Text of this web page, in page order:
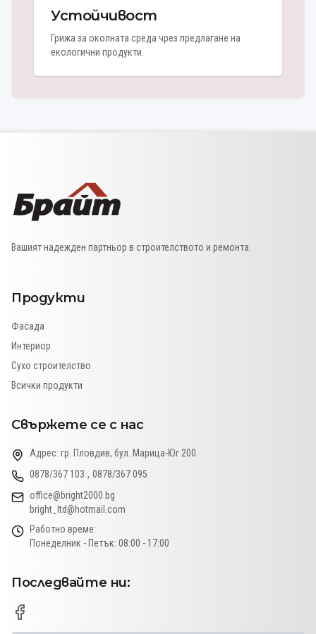
Устойчивост
Грижа за околната среда чрез предлагане на
екологични продукти.
Вашият надежден партньор в строителството и ремонта.
Продукти
Фасада
Интериор
Сухо строителство
Всички продукти
Свържете се с нас
Адрес: гр. Пловдив, бул. Марица-Юг 200
0878/367 103 , 0878/367 095
office@bright2000.bg
bright_ltd@hotmail.com
Работно време:
Понеделник - Петък: 08:00 - 17:00
Последвайте ни: